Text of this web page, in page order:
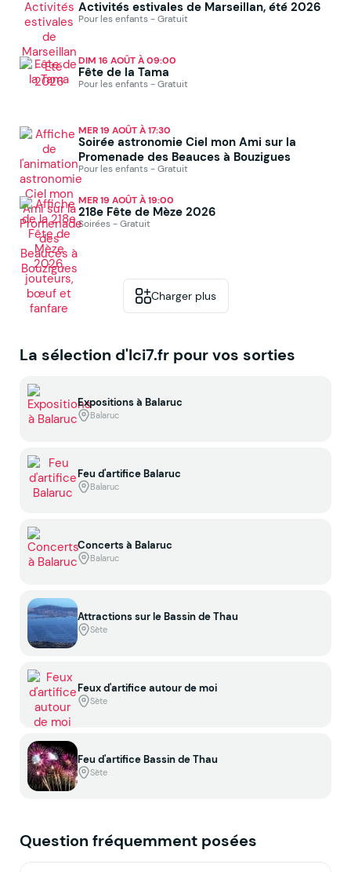
Activités estivales de Marseillan, été 2026
Pour les enfants - Gratuit
DIM 16 AOÛT À 09:00
Fête de la Tama
Pour les enfants - Gratuit
MER 19 AOÛT À 17:30
Soirée astronomie Ciel mon Ami sur la
Promenade des Beauces à Bouzigues
Pour les enfants - Gratuit
MER 19 AOÛT À 19:00
218e Fête de Mèze 2026
Soirées - Gratuit
Charger plus
La sélection d'Ici7.fr pour vos sorties
Expositions à Balaruc
Balaruc
Feu d'artifice Balaruc
Balaruc
Concerts à Balaruc
Balaruc
Attractions sur le Bassin de Thau
Sète
Feux d'artifice autour de moi
Sète
Feu d'artifice Bassin de Thau
Sète
Question fréquemment posées